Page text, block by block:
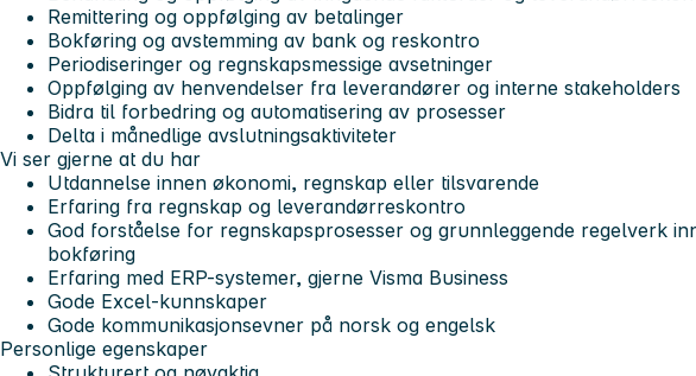
Remittering og oppfølging av betalinger
Bokføring og avstemming av bank og reskontro
Periodiseringer og regnskapsmessige avsetninger
Oppfølging av henvendelser fra leverandører og interne stakeholders
Bidra til forbedring og automatisering av prosesser
Delta i månedlige avslutningsaktiviteter
Vi ser gjerne at du har
Utdannelse innen økonomi, regnskap eller tilsvarende
Erfaring fra regnskap og leverandørreskontro
God forståelse for regnskapsprosesser og grunnleggende regelverk
bokføring
Erfaring med ERP-systemer, gjerne Visma Business
Gode Excel-kunnskaper
Gode kommunikasjonsevner på norsk og engelsk
Personlige egenskaper